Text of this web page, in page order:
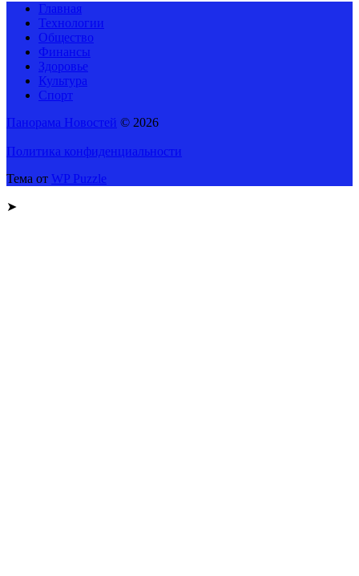
Главная
Технологии
Общество
Финансы
Здоровье
Культура
Спорт
Панорама Новостей © 2026
Политика конфиденциальности
Тема от WP Puzzle
➤